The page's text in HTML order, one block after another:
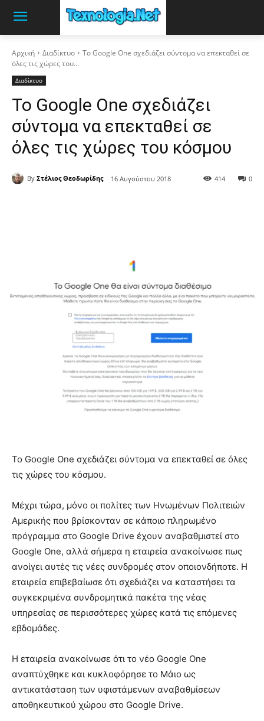
Αρχική Διαδίκτυο
Το Google One σχεδιάζει σύντομα να επεκταθεί σε
όλες τις χώρες του...
Διαδίκτυο
Το Google One σχεδιάζει
σύντομα να επεκταθεί σε
όλες τις χώρες του κόσμου
By Στέλιος Θεοδωρίδης 16 Αυγούστου 2018 0
414
Το Google One σχεδιάζει σύντομα να επεκταθεί σε όλες
τις χώρες του κόσμου.
Μέχρι τώρα, μόνο οι πολίτες των Ηνωμένων Πολιτειών
Αμερικής που βρίσκονταν σε κάποιο πληρωμένο
πρόγραμμα στο Google Drive έχουν αναβαθμιστεί στο
Google One, αλλά σήμερα η εταιρεία ανακοίνωσε πως
ανοίγει αυτές τις νέες συνδρομές στον οποιονδήποτε. Η
εταιρεία επιβεβαίωσε ότι σχεδιάζει να καταστήσει τα
συγκεκριμένα συνδρομητικά πακέτα της νέας
υπηρεσίας σε περισσότερες χώρες κατά τις επόμενες
εβδομάδες.
Η εταιρεία ανακοίνωσε ότι το νέο Google One
αναπτύχθηκε και κυκλοφόρησε το Μάιο ως
αντικατάσταση των υφιστάμενων αναβαθμίσεων
αποθηκευτικού χώρου στο Google Drive.